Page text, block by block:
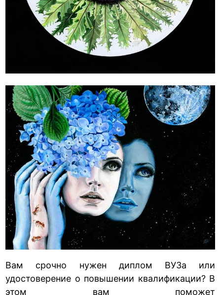
Вам срочно нужен диплом ВУЗа или
удостоверение о повышении квалификации? В
этом вам поможет